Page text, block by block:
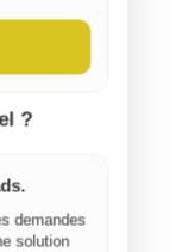
?
demandes
solution